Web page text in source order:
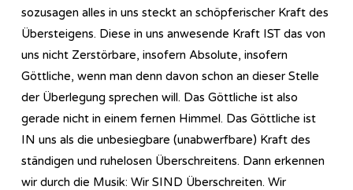
sozusagen alles in uns steckt an schöpferischer Kraft des
Übersteigens. Diese in uns anwesende Kraft IST das von
uns nicht Zerstörbare, insofern Absolute, insofern
Göttliche, wenn man denn davon schon an dieser Stelle
der Überlegung sprechen will. Das Göttliche ist also
gerade nicht in einem fernen Himmel. Das Göttliche ist
IN uns als die unbesiegbare (unabwerfbare) Kraft des
ständigen und ruhelosen Überschreitens. Dann erkennen
wir durch die Musik: Wir SIND Überschreiten. Wir